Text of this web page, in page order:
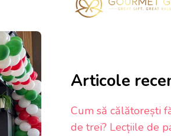
Articole
Cum să călătorești
de trei? Lecțiile de